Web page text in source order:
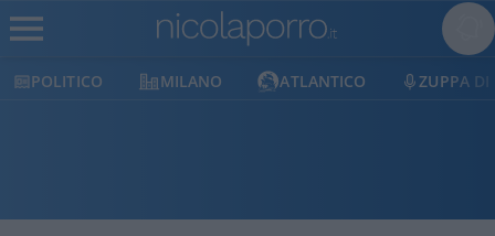
POLITICO MILANO ATLANTICO ZUPPA DI